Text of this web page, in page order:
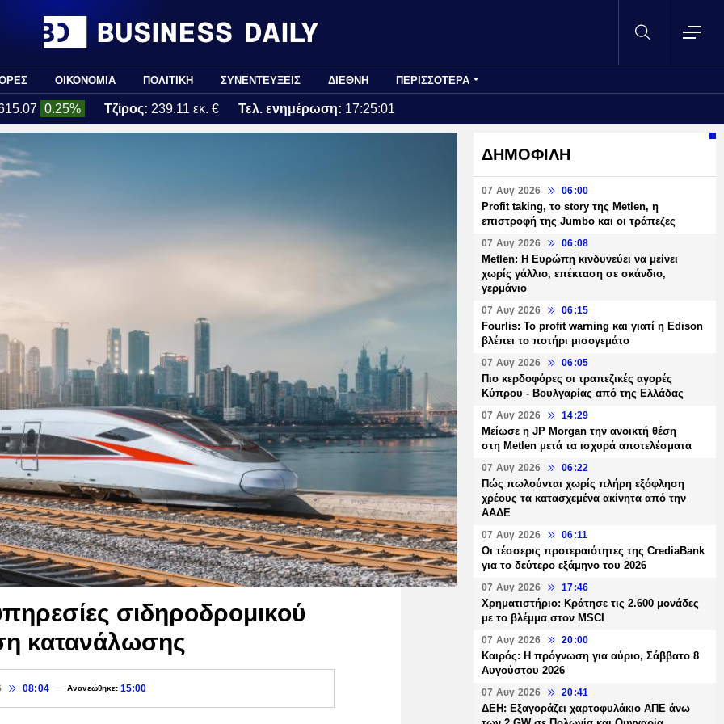
ΟΙΚΟΝΟΜΙΑ ΠΟΛΙΤΙΚΗ ΣΥΝΕΝΤΕΥΞΕΙΣ ΔΙΕΘΝΗ ΠΕΡΙΣΣΟΤΕΡΑ
0.25% Τζίρος: 239.11 εκ. € Τελ. ενημέρωση: 17:25:01
σιδηροδρομικού
κατανάλωσης
08:04 Ανανεώθηκε: 15:00
ΔΗΜΟΦΙΛΗ
07 Αυγ 2026 06:00
Profit taking, το story της Metlen, η
επιστροφή της Jumbo και οι τράπεζες
07 Αυγ 2026 06:08
Metlen: Η Ευρώπη κινδυνεύει να μείνει
χωρίς γάλλιο, επέκταση σε σκάνδιο,
γερμάνιο
07 Αυγ 2026 06:15
Fourlis: Το profit warning και γιατί η Edison
βλέπει το ποτήρι μισογεμάτο
07 Αυγ 2026 06:05
Πιο κερδοφόρες οι τραπεζικές αγορές
Κύπρου - Βουλγαρίας από της Ελλάδας
07 Αυγ 2026 14:29
Μείωσε η JP Morgan την ανοικτή θέση
στη Metlen μετά τα ισχυρά αποτελέσματα
07 Αυγ 2026 06:22
Πώς πωλούνται χωρίς πλήρη εξόφληση
χρέους τα κατασχεμένα ακίνητα από την
ΑΑΔΕ
07 Αυγ 2026 06:11
Οι τέσσερις προτεραιότητες της CrediaBank
για το δεύτερο εξάμηνο του 2026
07 Αυγ 2026 17:46
Χρηματιστήριο: Κράτησε τις 2.600 μονάδες
με το βλέμμα στον MSCI
07 Αυγ 2026 20:00
Καιρός: Η πρόγνωση για αύριο, Σάββατο 8
Αυγούστου 2026
07 Αυγ 2026 20:41
ΔΕΗ: Εξαγοράζει χαρτοφυλάκιο ΑΠΕ άνω